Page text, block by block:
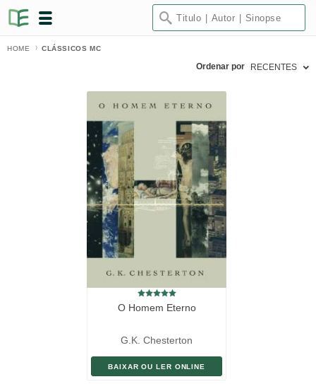
HOME CLÁSSICOS MC
Ordenar por RECENTES
O Homem Eterno
G.K. Chesterton
BAIXAR OU LER ONLINE